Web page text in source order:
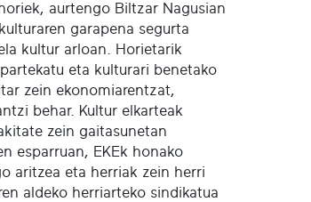
aurtengo Biltzar Nagusian
garapena segurta
kultur arloan. Horietarik
eta kulturari benetako
zein ekonomiarentzat,
behar. Kultur elkarteak
zein gaitasunetan
esparruan, EKEk honako
aritzea eta herriak zein herri
aldeko herriarteko sindikatua